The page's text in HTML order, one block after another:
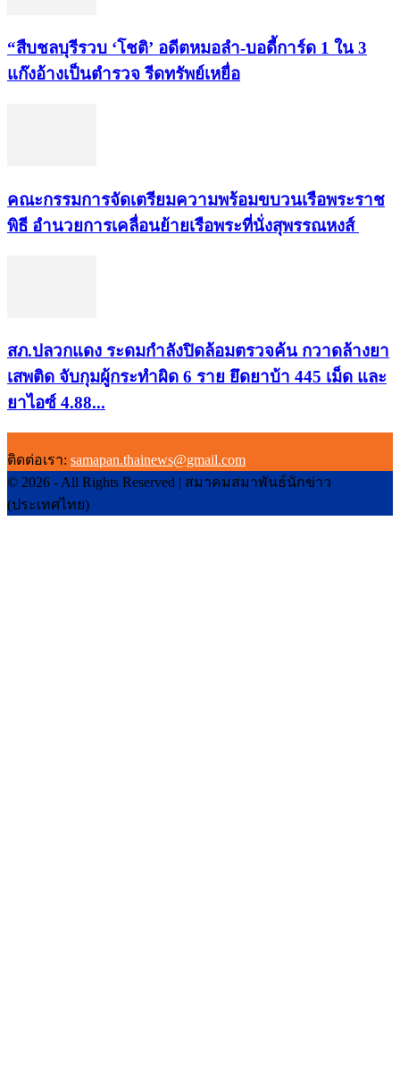
“สืบชลบุรีรวบ ‘โชติ’ อดีตหมอลำ-บอดี้การ์ด 1 ใน 3
แก๊งอ้างเป็นตำรวจ รีดทรัพย์เหยื่อ
คณะกรรมการจัดเตรียมความพร้อมขบวนเรือพระราช
พิธี อำนวยการเคลื่อนย้ายเรือพระที่นั่งสุพรรณหงส์
สภ.ปลวกแดง ระดมกำลังปิดล้อมตรวจค้น กวาดล้างยา
เสพติด จับกุมผู้กระทำผิด 6 ราย ยึดยาบ้า 445 เม็ด และ
ยาไอซ์ 4.88...
ติดต่อเรา: samapan.thainews@gmail.com
© 2026 - All Rights Reserved | สมาคมสมาพันธ์นักข่าว
(ประเทศไทย)